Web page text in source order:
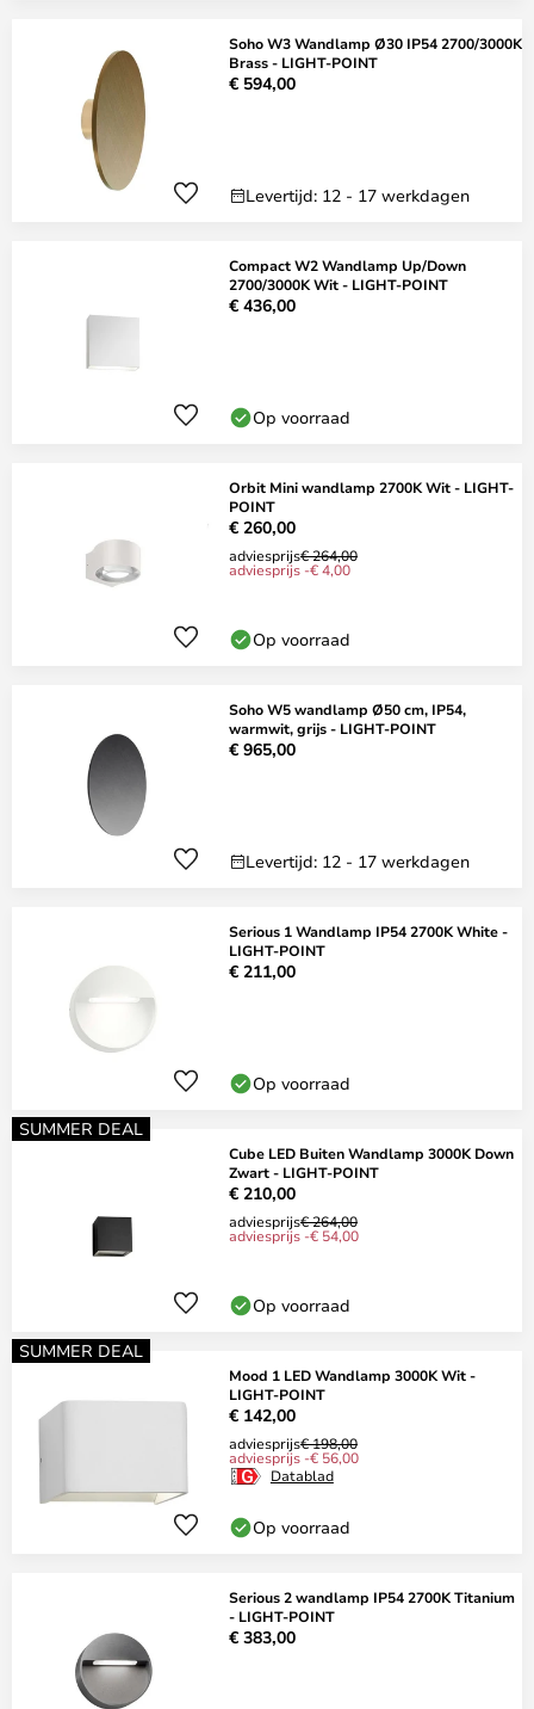
Soho W3 Wandlamp Ø30 IP54 2700/3000K
Brass - LIGHT-POINT
€ 594,00
Levertijd: 12 - 17 werkdagen
Compact W2 Wandlamp Up/Down
2700/3000K Wit - LIGHT-POINT
€ 436,00
Op voorraad
Orbit Mini wandlamp 2700K Wit - LIGHT-
POINT
€ 260,00
adviesprijs€ 264,00
adviesprijs -€ 4,00
Op voorraad
Soho W5 wandlamp Ø50 cm, IP54,
warmwit, grijs - LIGHT-POINT
€ 965,00
Levertijd: 12 - 17 werkdagen
Serious 1 Wandlamp IP54 2700K White -
LIGHT-POINT
€ 211,00
Op voorraad
SUMMER DEAL
Cube LED Buiten Wandlamp 3000K Down
Zwart - LIGHT-POINT
€ 210,00
adviesprijs€ 264,00
adviesprijs -€ 54,00
Op voorraad
SUMMER DEAL
Mood 1 LED Wandlamp 3000K Wit -
LIGHT-POINT
€ 142,00
adviesprijs€ 198,00
adviesprijs -€ 56,00
Datablad
Op voorraad
Serious 2 wandlamp IP54 2700K Titanium
- LIGHT-POINT
€ 383,00